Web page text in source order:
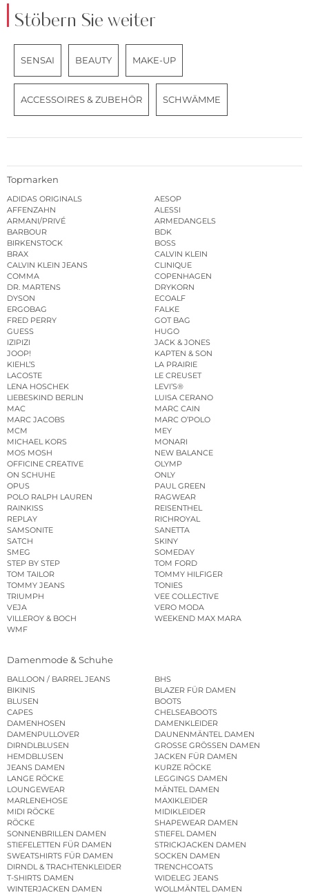
Stöbern Sie weiter
SENSAI BEAUTY MAKE-UP
ACCESSOIRES & ZUBEHÖR SCHWÄMME
Topmarken
ADIDAS ORIGINALS
AESOP
AFFENZAHN
ALESSI
ARMANI/PRIVÉ
ARMEDANGELS
BARBOUR
BDK
BIRKENSTOCK
BOSS
BRAX
CALVIN KLEIN
CALVIN KLEIN JEANS
CLINIQUE
COMMA
COPENHAGEN
DR. MARTENS
DRYKORN
DYSON
ECOALF
ERGOBAG
FALKE
FRED PERRY
GOT BAG
GUESS
HUGO
IZIPIZI
JACK & JONES
JOOP!
KAPTEN & SON
KIEHL’S
LA PRAIRIE
LACOSTE
LE CREUSET
LENA HOSCHEK
LEVI’S®
LIEBESKIND BERLIN
LUISA CERANO
MAC
MARC CAIN
MARC JACOBS
MARC O’POLO
MCM
MEY
MICHAEL KORS
MONARI
MOS MOSH
NEW BALANCE
OFFICINE CREATIVE
OLYMP
ON SCHUHE
ONLY
OPUS
PAUL GREEN
POLO RALPH LAUREN
RAGWEAR
RAINKISS
REISENTHEL
REPLAY
RICHROYAL
SAMSONITE
SANETTA
SATCH
SKINY
SMEG
SOMEDAY
STEP BY STEP
TOM FORD
TOM TAILOR
TOMMY HILFIGER
TOMMY JEANS
TONIES
TRIUMPH
VEE COLLECTIVE
VEJA
VERO MODA
VILLEROY & BOCH
WEEKEND MAX MARA
WMF
Damenmode & Schuhe
BALLOON / BARREL JEANS
BHS
BIKINIS
BLAZER FÜR DAMEN
BLUSEN
BOOTS
CAPES
CHELSEABOOTS
DAMENHOSEN
DAMENKLEIDER
DAMENPULLOVER
DAUNENMÄNTEL DAMEN
DIRNDLBLUSEN
GROSSE GRÖSSEN DAMEN
HEMDBLUSEN
JACKEN FÜR DAMEN
JEANS DAMEN
KURZE RÖCKE
LANGE RÖCKE
LEGGINGS DAMEN
LOUNGEWEAR
MÄNTEL DAMEN
MARLENEHOSE
MAXIKLEIDER
MIDI RÖCKE
MIDIKLEIDER
RÖCKE
SHAPEWEAR DAMEN
SONNENBRILLEN DAMEN
STIEFEL DAMEN
STIEFELETTEN FÜR DAMEN
STRICKJACKEN DAMEN
SWEATSHIRTS FÜR DAMEN
SOCKEN DAMEN
DIRNDL & TRACHTENKLEIDER
TRENCHCOATS
T-SHIRTS DAMEN
WIDELEG JEANS
WINTERJACKEN DAMEN
WOLLMÄNTEL DAMEN